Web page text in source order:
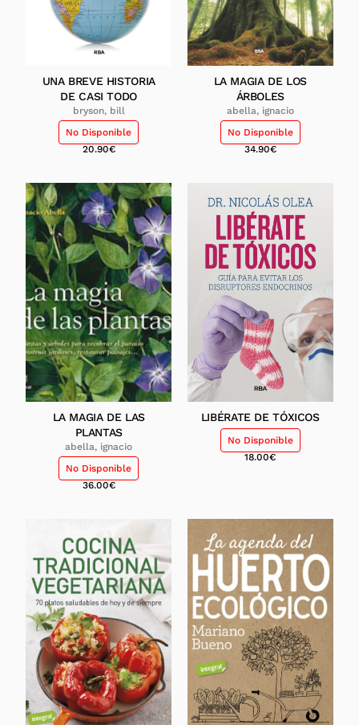
UNA BREVE HISTORIA
DE CASI TODO
bryson, bill
No Disponible
20.90€
LA MAGIA DE LOS
ÁRBOLES
abella, ignacio
No Disponible
34.90€
LA MAGIA DE LAS
PLANTAS
abella, ignacio
No Disponible
36.00€
LIBÉRATE DE TÓXICOS
No Disponible
18.00€